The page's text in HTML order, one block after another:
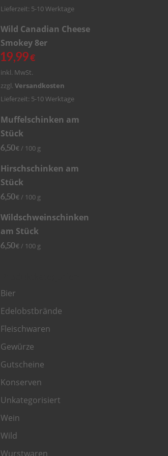
Lieferzeit: 5-10 Werktage
Wild Canadian Cheese
Smokey 8er
19,99€
inkl. MwSt.
zzgl.Versandkosten
Lieferzeit: 5-10 Werktage
Muffelschinken am
Stück
6,50€ / 100 g
Hirschschinken am
Stück
6,50€ / 100 g
Wildschweinschinken
am Stück
6,50€ / 100 g
Bier
Edelobstbrände
Fleischwaren
Gewürze
Gutscheine
Konserven
Unkategorisiert
Wein
Wild
Wurstwaren